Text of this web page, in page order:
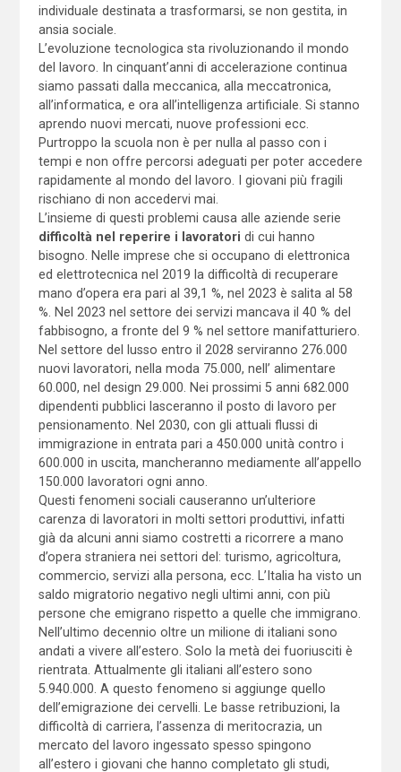
individuale destinata a trasformarsi, se non gestita, in
ansia sociale.
L’evoluzione tecnologica sta rivoluzionando il mondo
del lavoro. In cinquant’anni di accelerazione continua
siamo passati dalla meccanica, alla meccatronica,
all’informatica, e ora all’intelligenza artificiale. Si stanno
aprendo nuovi mercati, nuove professioni ecc.
Purtroppo la scuola non è per nulla al passo con i
tempi e non offre percorsi adeguati per poter accedere
rapidamente al mondo del lavoro. I giovani più fragili
rischiano di non accedervi mai.
L’insieme di questi problemi causa alle aziende serie
difficoltà nel reperire i lavoratori di cui hanno
bisogno. Nelle imprese che si occupano di elettronica
ed elettrotecnica nel 2019 la difficoltà di recuperare
mano d’opera era pari al 39,1 %, nel 2023 è salita al 58
%. Nel 2023 nel settore dei servizi mancava il 40 % del
fabbisogno, a fronte del 9 % nel settore manifatturiero.
Nel settore del lusso entro il 2028 serviranno 276.000
nuovi lavoratori, nella moda 75.000, nell’ alimentare
60.000, nel design 29.000. Nei prossimi 5 anni 682.000
dipendenti pubblici lasceranno il posto di lavoro per
pensionamento. Nel 2030, con gli attuali flussi di
immigrazione in entrata pari a 450.000 unità contro i
600.000 in uscita, mancheranno mediamente all’appello
150.000 lavoratori ogni anno.
Questi fenomeni sociali causeranno un’ulteriore
carenza di lavoratori in molti settori produttivi, infatti
già da alcuni anni siamo costretti a ricorrere a mano
d’opera straniera nei settori del: turismo, agricoltura,
commercio, servizi alla persona, ecc. L’Italia ha visto un
saldo migratorio negativo negli ultimi anni, con più
persone che emigrano rispetto a quelle che immigrano.
Nell’ultimo decennio oltre un milione di italiani sono
andati a vivere all’estero. Solo la metà dei fuoriusciti è
rientrata. Attualmente gli italiani all’estero sono
5.940.000. A questo fenomeno si aggiunge quello
dell’emigrazione dei cervelli. Le basse retribuzioni, la
difficoltà di carriera, l’assenza di meritocrazia, un
mercato del lavoro ingessato spesso spingono
all’estero i giovani che hanno completato gli studi,